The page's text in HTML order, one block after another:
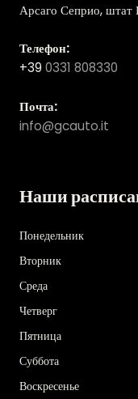
Арсаго Сеприо, штат
Телефон:
+39 0331 808330
Почта:
info@gcauto.it
Наши
Понедельник
Вторник
Среда
Четверг
Пятница
Суббота
Воскресенье